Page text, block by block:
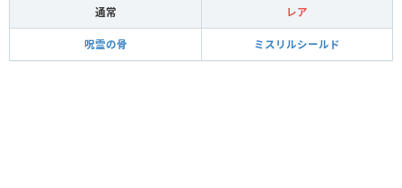
通常 レア
呪霊の骨 ミスリルシールド